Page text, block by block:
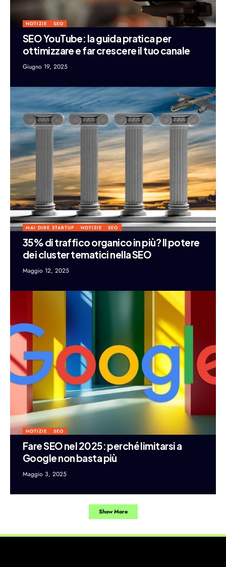
NOTIZIE SEO
SEO YouTube: la guida pratica per
ottimizzare e far crescere il tuo canale
Giugno 19, 2025
MAI DIRE STARTUP NOTIZIE SEO
35% di traffico organico in più? Il potere
dei cluster tematici nella SEO
Maggio 12, 2025
NOTIZIE SEO
Fare SEO nel 2025: perché limitarsi a
Google non basta più
Maggio 3, 2025
Show More